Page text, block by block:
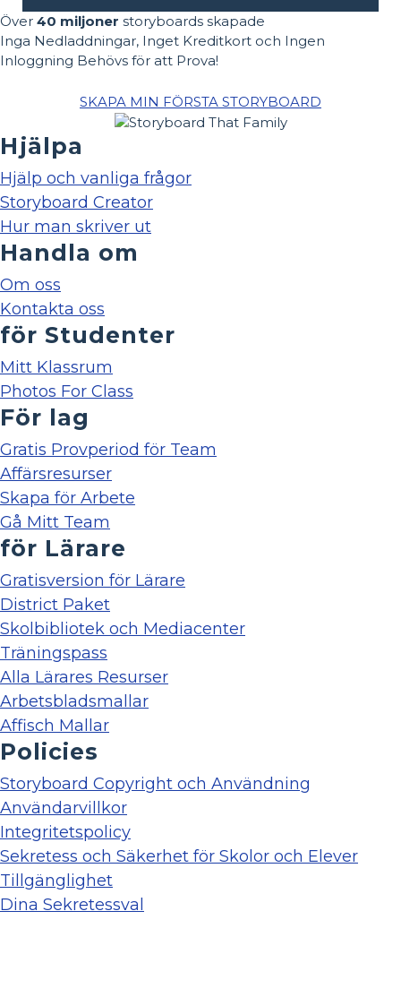
Över 40 miljoner storyboards skapade
Inga Nedladdningar, Inget Kreditkort och Ingen
Inloggning Behövs för att Prova!
SKAPA MIN FÖRSTA STORYBOARD
Hjälpa
Hjälp och vanliga frågor
Storyboard Creator
Hur man skriver ut
Handla om
Om oss
Kontakta oss
för Studenter
Mitt Klassrum
Photos For Class
För lag
Gratis Provperiod för Team
Affärsresurser
Skapa för Arbete
Gå Mitt Team
för Lärare
Gratisversion för Lärare
District Paket
Skolbibliotek och Mediacenter
Träningspass
Alla Lärares Resurser
Arbetsbladsmallar
Affisch Mallar
Policies
Storyboard Copyright och Användning
Användarvillkor
Integritetspolicy
Sekretess och Säkerhet för Skolor och Elever
Tillgänglighet
Dina Sekretessval